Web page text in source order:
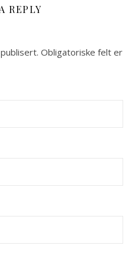
REPLY
Obligatoriske felt er